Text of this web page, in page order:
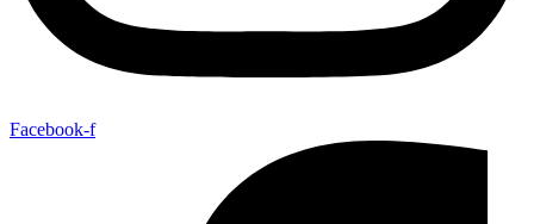
Facebook-f